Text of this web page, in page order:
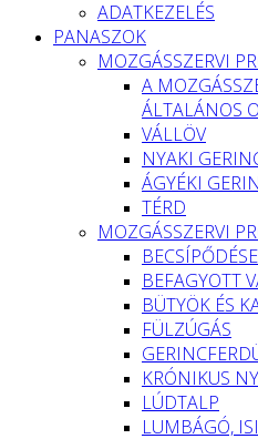
ADATKEZELÉS
PANASZOK
MOZGÁSSZERVI
A
ÁLTALÁNOS
VÁLLÖV
NYAKI
ÁGYÉKI
TÉRD
MOZGÁSSZERVI
BEFAGYOTT
BÜTYÖK ÉS
FÜLZÚGÁS
KRÓNIKUS
LÚDTALP
LUMBÁGÓ,